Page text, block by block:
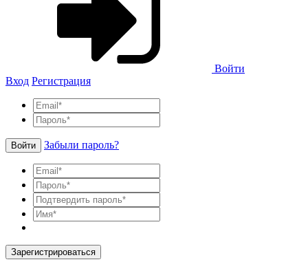
Войти
Вход Регистрация
Войти Забыли пароль?
Зарегистрироваться